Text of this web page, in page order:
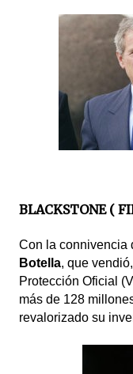
BLACKSTONE (
Con la connivencia
Botella, que
Protección Oficial
más de 128
revalorizado su